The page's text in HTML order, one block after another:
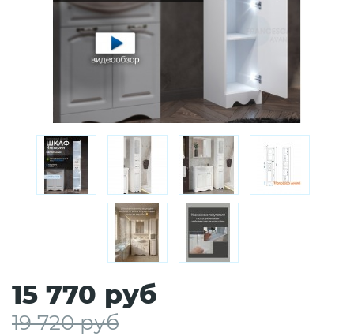
15 770 руб
19 720 руб